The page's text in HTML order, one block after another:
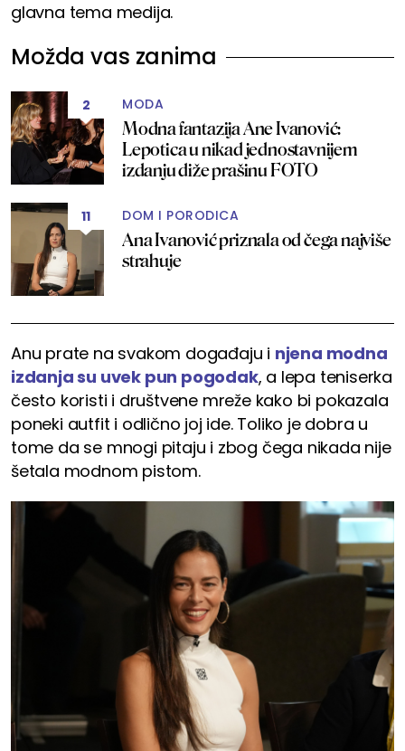
glavna tema medija.
Možda vas zanima
2 MODA
Modna fantazija Ane Ivanović:
Lepotica u nikad jednostavnijem
izdanju diže prašinu FOTO
11 DOM I PORODICA
Ana Ivanović priznala od čega najviše
strahuje
Anu prate na svakom događaju i njena modna
izdanja su uvek pun pogodak, a lepa teniserka
često koristi i društvene mreže kako bi pokazala
poneki autfit i odlično joj ide. Toliko je dobra u
tome da se mnogi pitaju i zbog čega nikada nije
šetala modnom pistom.